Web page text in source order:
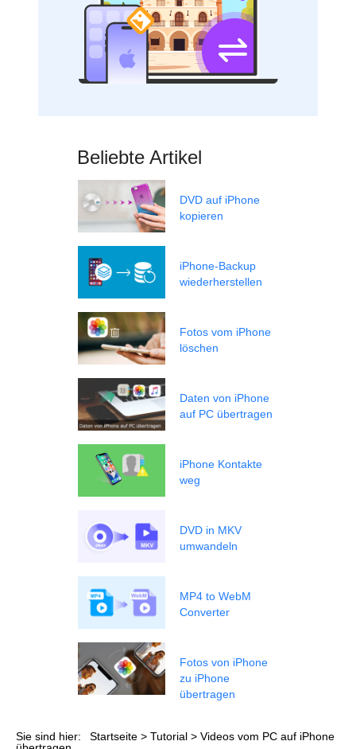
Beliebte Artikel
DVD auf iPhone
kopieren
iPhone-Backup
wiederherstellen
Fotos vom iPhone
löschen
Daten von iPhone
auf PC übertragen
iPhone Kontakte
weg
DVD in MKV
umwandeln
MP4 to WebM
Converter
Fotos von iPhone
zu iPhone
übertragen
Sie sind hier: Startseite > Tutorial > Videos vom PC auf iPhone